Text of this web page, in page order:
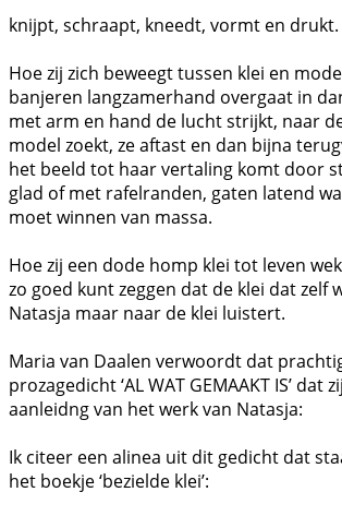
knijpt, schraapt, kneedt, vormt en drukt.
Hoe zij zich beweegt tussen klei en
banjeren langzamerhand overgaat in
met arm en hand de lucht strijkt, naar
model zoekt, ze aftast en dan bijna
het beeld tot haar vertaling komt door
glad of met rafelranden, gaten latend
moet winnen van massa.
Hoe zij een dode homp klei tot leven
zo goed kunt zeggen dat de klei dat zelf
Natasja maar naar de klei luistert.
Maria van Daalen verwoordt dat
prozagedicht ‘AL WAT GEMAAKT IS’ dat
aanleidng van het werk van Natasja:
Ik citeer een alinea uit dit gedicht dat
het boekje ‘bezielde klei’: